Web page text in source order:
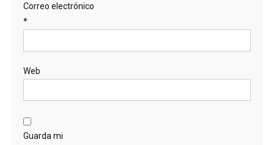
Correo electrónico
*
Web
Guarda mi